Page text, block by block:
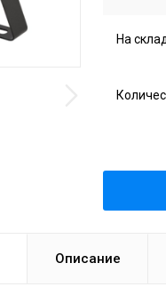
На
Описание